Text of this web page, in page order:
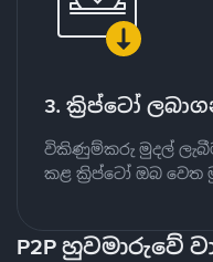
3. ක්‍රිප්ටෝ
විකිණුම්කරු මුදල්
කළ ක්‍රිප්ටෝ ඔබ වෙත
P2P හුවමාරුවේ